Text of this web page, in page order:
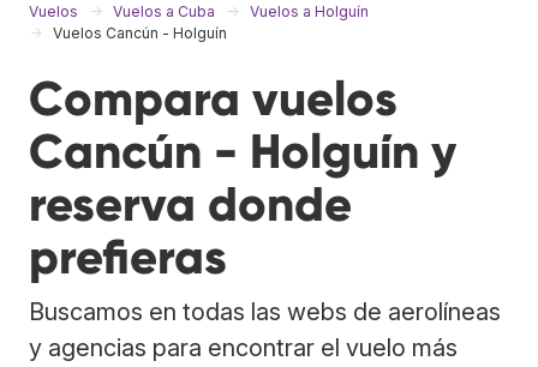
Vuelos Vuelos a Cuba
Vuelos a Holguín
Vuelos Cancún - Holguín
Compara vuelos
Cancún - Holguín y
reserva donde
prefieras
Buscamos en todas las webs de aerolíneas
y agencias para encontrar el vuelo más